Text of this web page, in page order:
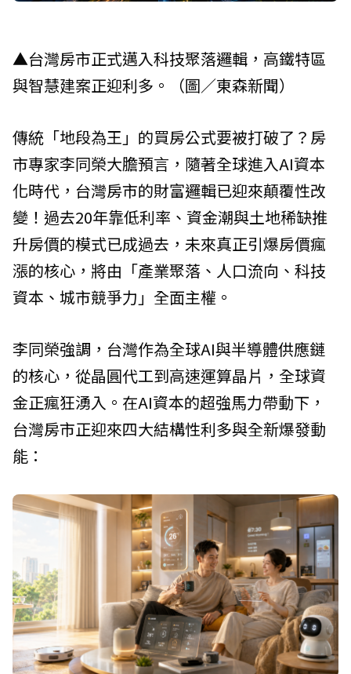
▲台灣房市正式邁入科技聚落邏輯，高鐵特區
與智慧建案正迎利多。（圖／東森新聞）
傳統「地段為王」的買房公式要被打破了？房
市專家李同榮大膽預言，隨著全球進入AI資本
化時代，台灣房市的財富邏輯已迎來顛覆性改
變！過去20年靠低利率、資金潮與土地稀缺推
升房價的模式已成過去，未來真正引爆房價瘋
漲的核心，將由「產業聚落、人口流向、科技
資本、城市競爭力」全面主權。
李同榮強調，台灣作為全球AI與半導體供應鏈
的核心，從晶圓代工到高速運算晶片，全球資
金正瘋狂湧入。在AI資本的超強馬力帶動下，
台灣房市正迎來四大結構性利多與全新爆發動
能：